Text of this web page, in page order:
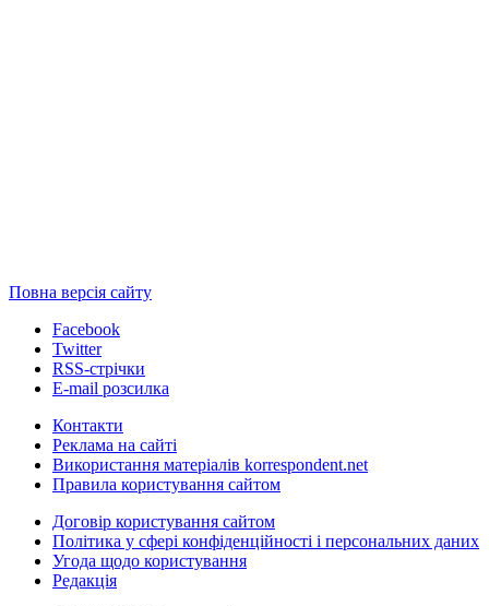
Повна версія сайту
Facebook
Twitter
RSS-стрічки
E-mail розсилка
Контакти
Реклама на сайті
Використання матеріалів korrespondent.net
Правила користування сайтом
Договір користування сайтом
Політика у сфері конфіденційності і персональних даних
Угода щодо користування
Редакція